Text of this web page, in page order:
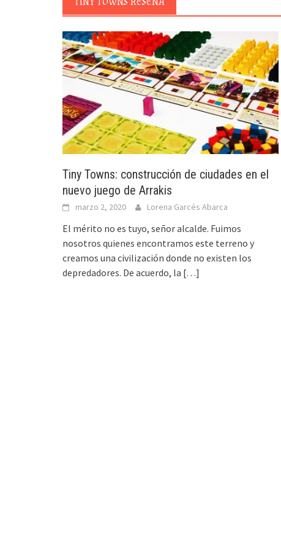
Tiny Towns: construcción de ciudades en el
nuevo juego de Arrakis
marzo 2, 2020 Lorena Garcés Abarca
El mérito no es tuyo, señor alcalde. Fuimos
nosotros quienes encontramos este terreno y
creamos una civilización donde no existen los
depredadores. De acuerdo, la […]